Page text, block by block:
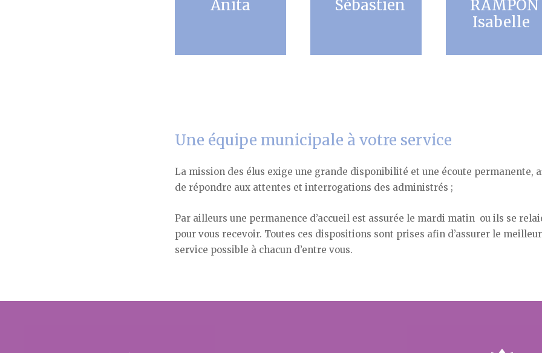
Anita
Sébastien
RAMPON
Isabelle
Une équipe municipale à votre service
La mission des élus exige une grande disponibilité et une écoute permanente,
de répondre aux attentes et interrogations des administrés ;
Par ailleurs une permanence d’accueil est assurée le mardi matin ou ils se
pour vous recevoir. Toutes ces dispositions sont prises afin d’assurer le meilleur
service possible à chacun d’entre vous.